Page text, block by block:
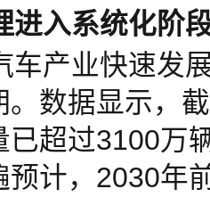
进入系统化阶
车产业快速发
。数据显示，
已超过3100万
预计，2030年